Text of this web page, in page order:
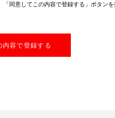
「同意してこの内容で登録する」ボタンを
内容で登録する